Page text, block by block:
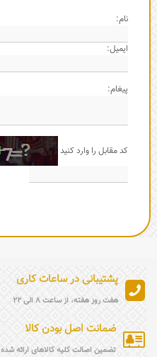
نام:
ایمیل:
پیغام:
کد مقابل را وارد کنید
پشتیبانی در ساعات کاری
هفت روز هفته، از ساعت 8 الی 22
ضمانت اصل بودن کالا
تضمین اصالت کلیه کالاهای ارائه شده